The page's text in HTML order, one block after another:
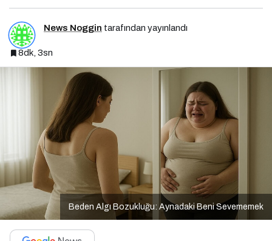
News Noggin tarafından yayınlandı
8dk, 3sn
Beden Algı Bozukluğu: Aynadaki Beni Sevememek